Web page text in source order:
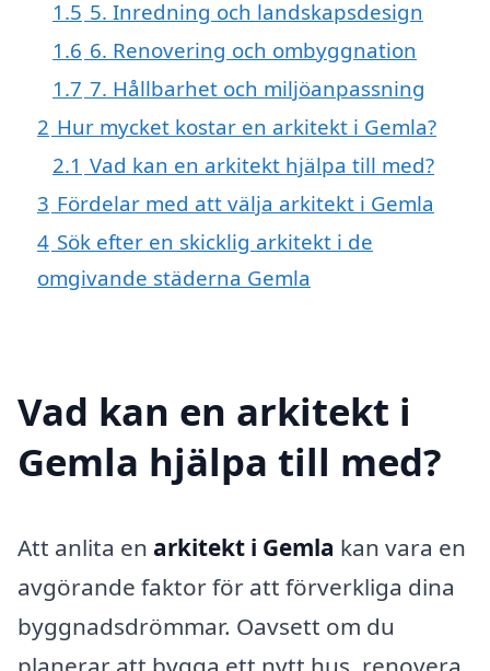
1.5 5. Inredning och landskapsdesign
1.6 6. Renovering och ombyggnation
1.7 7. Hållbarhet och miljöanpassning
2 Hur mycket kostar en arkitekt i Gemla?
2.1 Vad kan en arkitekt hjälpa till med?
3 Fördelar med att välja arkitekt i Gemla
4 Sök efter en skicklig arkitekt i de
omgivande städerna Gemla
Vad kan en arkitekt i
Gemla hjälpa till med?
Att anlita en arkitekt i Gemla kan vara en
avgörande faktor för att förverkliga dina
byggnadsdrömmar. Oavsett om du